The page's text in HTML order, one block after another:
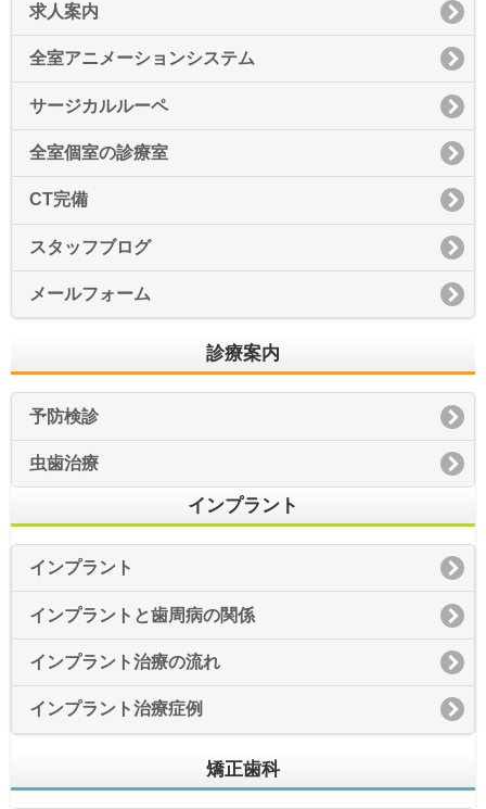
求人案内
全室アニメーションシステム
サージカルルーペ
全室個室の診療室
CT完備
スタッフブログ
メールフォーム
診療案内
予防検診
虫歯治療
インプラント
インプラント
インプラントと歯周病の関係
インプラント治療の流れ
インプラント治療症例
矯正歯科